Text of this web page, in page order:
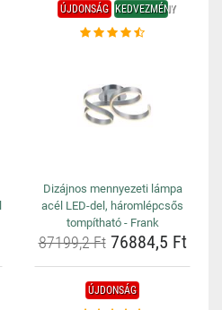
ÚJDONSÁG KEDVEZMÉNY
Dizájnos mennyezeti lámpa
acél LED-del, háromlépcsős
tompítható - Frank
87199,2 Ft76884,5 Ft
ÚJDONSÁG